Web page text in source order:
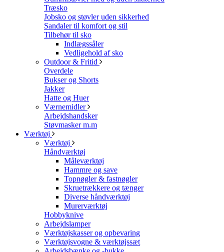
Træsko
Jobsko og støvler uden sikkerhed
Sandaler til komfort og stil
Tilbehør til sko
Indlægssåler
Vedligehold af sko
Outdoor & Fritid
Overdele
Bukser og Shorts
Jakker
Hatte og Huer
Værnemidler
Arbejdshandsker
Støvmasker m.m
Værktøj
Værktøj
Håndværktøj
Måleværktøj
Hammre og save
Topnøgler & fastnøgler
Skruetrækkere og tænger
Diverse håndværktøj
Murerværktøj
Hobbyknive
Arbejdslamper
Værktøjskasser og opbevaring
Værktøjsvogne & værktøjssæt